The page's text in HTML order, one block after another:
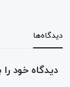
دیدگاه‌ها
دیدگاه خود